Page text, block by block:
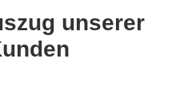
unserer